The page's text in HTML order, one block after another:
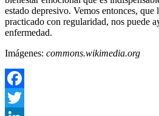
estado depresivo. Vemos entonces,
practicado con regularidad, nos puede
enfermedad.
Imágenes: commons.wikimedia.org
Facebook